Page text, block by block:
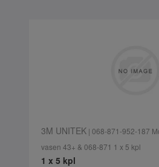
3M UNITEK| 068-871-952-187
vasen 43+ & 068-871 1 x 5 kpl
1 x 5 kpl